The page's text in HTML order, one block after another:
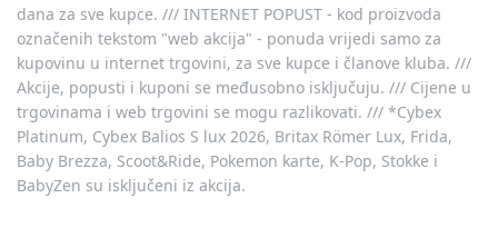
dana za sve kupce. /// INTERNET POPUST - kod proizvoda
označenih tekstom "web akcija" - ponuda vrijedi samo za
kupovinu u internet trgovini, za sve kupce i članove kluba. ///
Akcije, popusti i kuponi se međusobno isključuju. /// Cijene u
trgovinama i web trgovini se mogu razlikovati. /// *Cybex
Platinum, Cybex Balios S lux 2026, Britax Römer Lux, Frida,
Baby Brezza, Scoot&Ride, Pokemon karte, K-Pop, Stokke i
BabyZen su isključeni iz akcija.